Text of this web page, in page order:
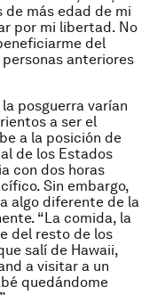
de más edad de mi
por mi libertad. No
del
anteriores
la posguerra varían
a ser el
a la posición de
de los Estados
con dos horas
Sin embargo,
algo diferente de la
“La comida, la
del resto de los
salí de Hawaii,
a visitar a un
quedándome